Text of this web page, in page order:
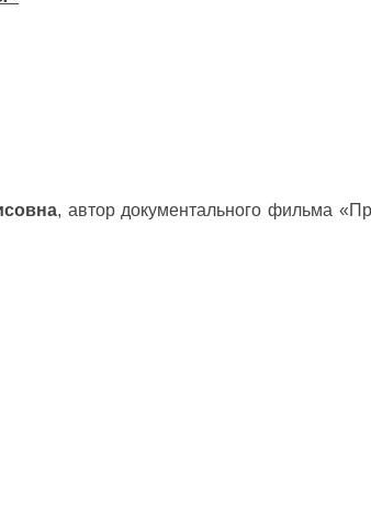
, автор документального фильма